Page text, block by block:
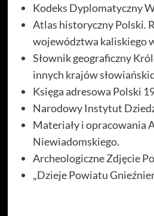
Kodeks Dyplomatyczny
Atlas historyczny Polski.
województwa kaliskiego
Słownik geograficzny
innych krajów
Księga adresowa Polski
Narodowy Instytut
Materiały i opracowania
Niewiadomskiego.
Archeologiczne Zdjęcie
„Dzieje Powiatu